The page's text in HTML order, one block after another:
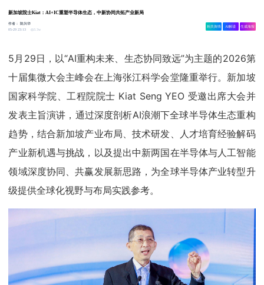
新加坡院士Kiat：AI+IC重塑半导体生态，中新协同共拓产业新局
作者：
陈兴华
05-29 23:13
3.3w
相关舆情 AI解读 生成海报
5月29日，以“AI重构未来、生态协同致远”为主题的2026第
十届集微大会主峰会在上海张江科学会堂隆重举行。新加坡
国家科学院、工程院院士 Kiat Seng YEO 受邀出席大会并
发表主旨演讲，通过深度剖析AI浪潮下全球半导体生态重构
趋势，结合新加坡产业布局、技术研发、人才培育经验解码
产业新机遇与挑战，以及提出中新两国在半导体与人工智能
领域深度协同、共赢发展新思路，为全球半导体产业转型升
级提供全球化视野与布局实践参考。